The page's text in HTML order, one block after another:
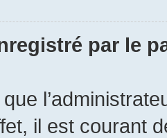
par le
il est courant